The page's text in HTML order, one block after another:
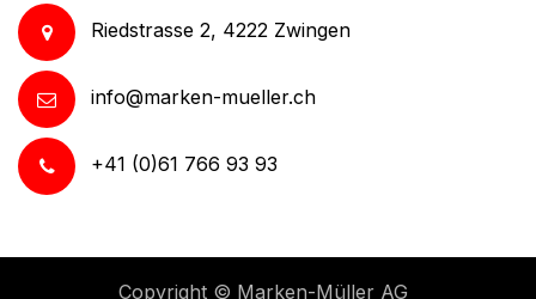
Riedstrasse 2, 4222 Zwingen
info@marken-mueller.ch
+41 (0)61 766 93 93
Copyright © Marken-Müller AG